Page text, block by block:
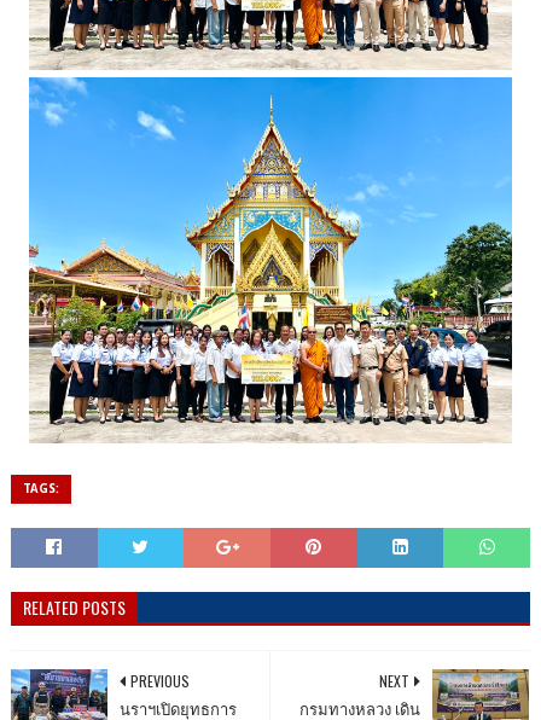
TAGS:
RELATED POSTS
NEXT
กรมทางหลวง เดิน
PREVIOUS
นราฯเปิดยุทธการ